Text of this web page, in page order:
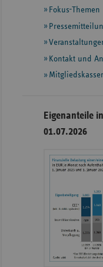
weiteren
Informationen
Fokus-Themen
Kontakt und
Eigenanteile
01.07.2026